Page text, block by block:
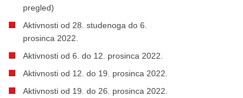
pregled)
Aktivnosti od 28. studenoga do 6.
prosinca 2022.
Aktivnosti od 6. do 12. prosinca 2022.
Aktivnosti od 12. do 19. prosinca 2022.
Aktivnosti od 19. do 26. prosinca 2022.